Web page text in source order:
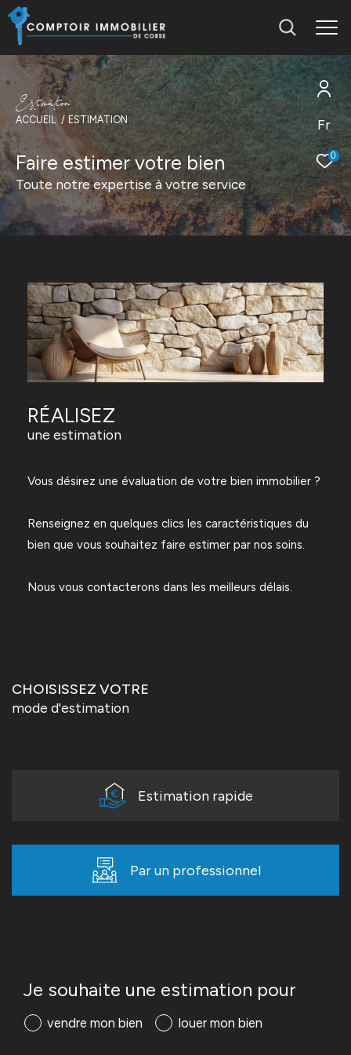
Fr
0
Estimation
ACCUEIL ESTIMATION
Faire estimer votre bien
Toute notre expertise à votre service
RÉALISEZ
une estimation
Vous désirez une évaluation de votre bien immobilier ?
Renseignez en quelques clics les caractéristiques du
bien que vous souhaitez faire estimer par nos soins.
Nous vous contacterons dans les meilleurs délais.
CHOISISSEZ VOTRE
mode d'estimation
Estimation rapide
Par un professionnel
Je souhaite une estimation pour
vendre mon bien louer mon bien